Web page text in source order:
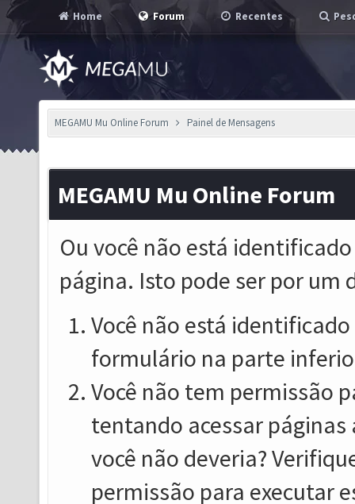
Home Forum Recentes
MEGAMU Mu Online Forum Painel de Mensagens
MEGAMU Mu Online Forum
Ou você não está
página. Isto pode ser por um
Você não está
formulário na parte
Você não tem permissão
tentando acessar
você não deveria?
permissão para executar